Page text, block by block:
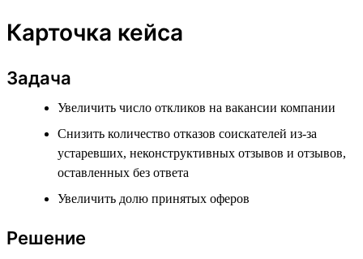
Карточка кейса
Задача
Увеличить число откликов на вакансии компании
Снизить количество отказов соискателей из-за
устаревших, неконструктивных отзывов и отзывов,
оставленных без ответа
Увеличить долю принятых оферов
Решение